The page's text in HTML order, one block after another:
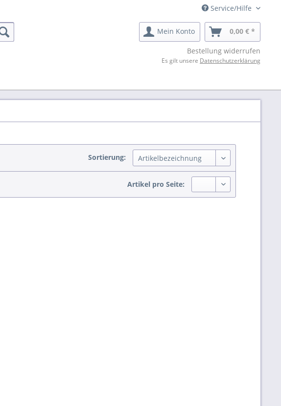
Service/Hilfe
Mein Konto 0,00 € *
Bestellung widerrufen
Es gilt unsere Datenschutzerklärung
Sortierung:
Artikel pro Seite: